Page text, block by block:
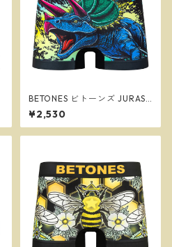
BETONES ビトーンズ JURASS
IC2 BLUE メンズ フリーサイ
ズ ボクサーパンツ ※ネコポス
で送料無料※
¥2,530